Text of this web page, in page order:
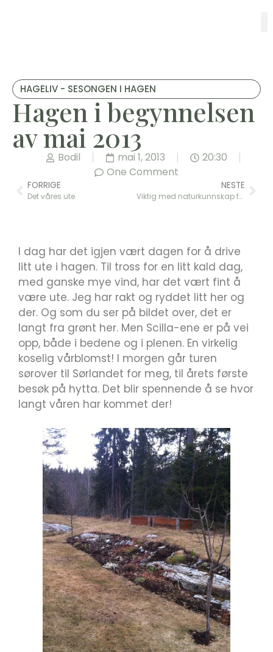
HAGELIV - SESONGEN I HAGEN
Hagen i begynnelsen
av mai 2013
Bodil mai 1, 2013
20:30
One Comment
FORRIGE
Det våres ute
NESTE
Viktig med naturkunnskap for barn
I dag har det igjen vært dagen for å drive
litt ute i hagen. Til tross for en litt kald dag,
med ganske mye vind, har det vært fint å
være ute. Jeg har rakt og ryddet litt her og
der. Og som du ser på bildet over, det er
langt fra grønt her. Men Scilla-ene er på vei
opp, både i bedene og i plenen. En virkelig
koselig vårblomst! I morgen går turen
sørover til Sørlandet for meg, til årets første
besøk på hytta. Det blir spennende å se hvor
langt våren har kommet der!